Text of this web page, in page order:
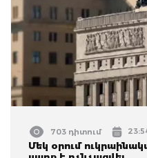
703 դիտում
Մեկ օրում